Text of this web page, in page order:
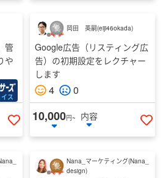
管
や
ス
いいねする
岡田 英嗣(eiji46okada)
Google広告（リスティング広
告）の初期設定をレクチャー
します
4 0
10,000円~
内容
い
Nana_マーケティング(Nana_
design)